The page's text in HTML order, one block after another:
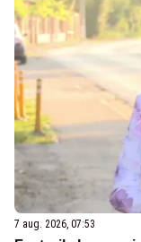
7 aug. 2026, 07:53